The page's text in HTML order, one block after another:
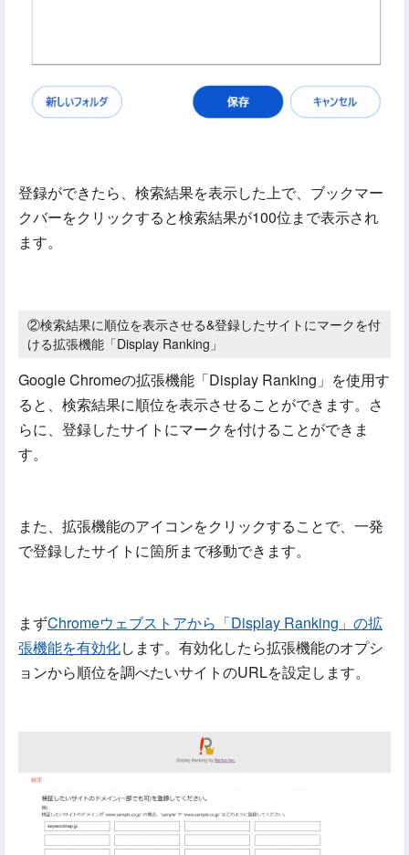
登録ができたら、検索結果を表示した上で、ブックマー
クバーをクリックすると検索結果が100位まで表示され
ます。
②検索結果に順位を表示させる&登録したサイトにマークを付
ける拡張機能「Display Ranking」
Google Chromeの拡張機能「Display Ranking」を使用す
ると、検索結果に順位を表示させることができます。さ
らに、登録したサイトにマークを付けることができま
す。
また、拡張機能のアイコンをクリックすることで、一発
で登録したサイトに箇所まで移動できます。
まずChromeウェブストアから「Display Ranking」の拡
張機能を有効化します。有効化したら拡張機能のオプシ
ョンから順位を調べたいサイトのURLを設定します。